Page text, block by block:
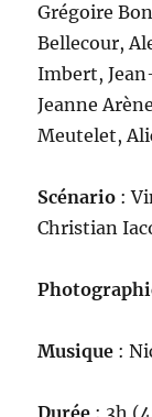
Grégoire
Bellecour,
Imbert,
Jeanne
Meutelet,
Scénario :
Christian
Musique :
Durée : 3h